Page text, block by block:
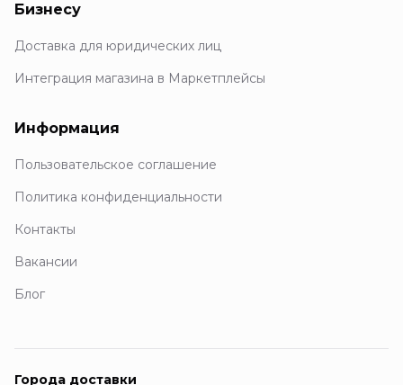
Бизнесу
Доставка для юридических лиц
Интеграция магазина в Маркетплейсы
Информация
Пользовательское соглашение
Политика конфиденциальности
Контакты
Вакансии
Блог
Города доставки